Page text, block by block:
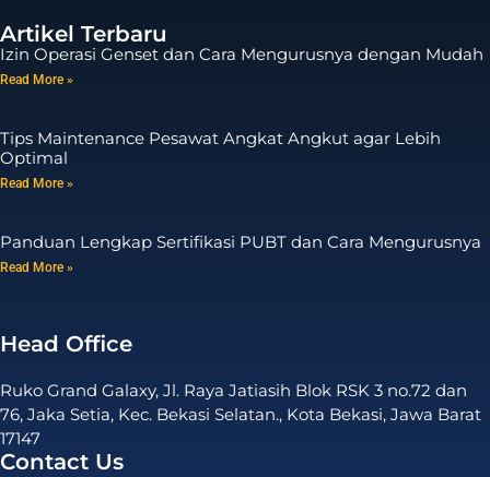
Artikel Terbaru
Izin Operasi Genset dan Cara Mengurusnya dengan Mudah
Read More »
Tips Maintenance Pesawat Angkat Angkut agar Lebih
Optimal
Read More »
Panduan Lengkap Sertifikasi PUBT dan Cara Mengurusnya
Read More »
Head Office
Ruko Grand Galaxy, Jl. Raya Jatiasih Blok RSK 3 no.72 dan
76, Jaka Setia, Kec. Bekasi Selatan., Kota Bekasi, Jawa Barat
17147
Contact Us